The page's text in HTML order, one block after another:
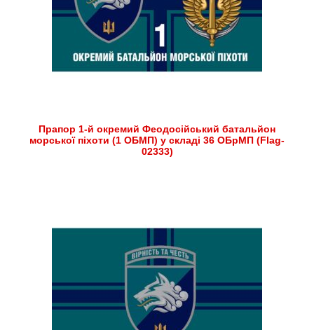
Прапор 1-й окремий Феодосійський батальйон
морської піхоти (1 ОБМП) у складі 36 ОБрМП (Flag-
02333)